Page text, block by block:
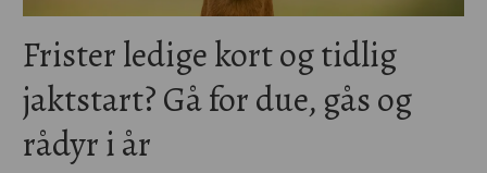
Frister ledige kort og tidlig
jaktstart? Gå for due, gås og
rådyr i år